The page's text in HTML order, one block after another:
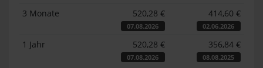
3 Monate 520,28 €
07.08.2026
414,60 €
02.06.2026
1 Jahr 520,28 €
07.08.2026
356,84 €
08.08.2025